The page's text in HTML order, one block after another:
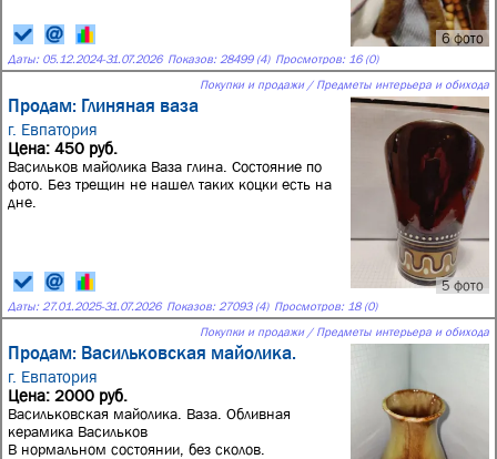
6 фото
Даты: 05.12.2024-31.07.2026 Показов: 28499 (4) Просмотров: 16 (0)
Покупки и продажи / Предметы интерьера и обихода
Продам: Глиняная ваза
г. Евпатория
5 фото
Цена: 450 руб.
Васильков майолика Ваза глина. Состояние по
фото. Без трещин не нашел таких коцки есть на
дне.
Даты: 27.01.2025-31.07.2026 Показов: 27093 (4) Просмотров: 18 (0)
Покупки и продажи / Предметы интерьера и обихода
Продам: Васильковская майолика.
г. Евпатория
Цена: 2000 руб.
Васильковская майолика. Ваза. Обливная
керамика Васильков
В нормальном состоянии, без сколов.